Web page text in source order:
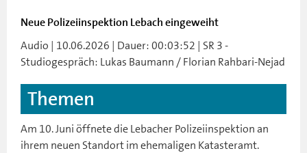
Neue Polizeiinspektion Lebach eingeweiht
Audio | 10.06.2026 | Dauer: 00:03:52 | SR 3 -
Studiogespräch: Lukas Baumann / Florian Rahbari-Nejad
Themen
Am 10. Juni öffnete die Lebacher Polizeiinspektion an
ihrem neuen Standort im ehemaligen Katasteramt.